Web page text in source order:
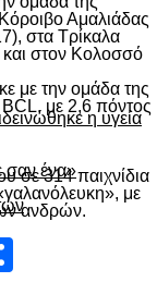
Αμαλιάδας
στα Τρίκαλα
στον Κολοσσό
με την ομάδα της
με 2,6 πόντος
σε 314 παιχνίδια
με
ανδρών.
η υγεία
σαν ένα»